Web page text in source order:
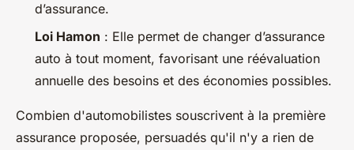
d’assurance.
Loi Hamon : Elle permet de changer d’assurance
auto à tout moment, favorisant une réévaluation
annuelle des besoins et des économies possibles.
Combien d'automobilistes souscrivent à la première
assurance proposée, persuadés qu'il n'y a rien de